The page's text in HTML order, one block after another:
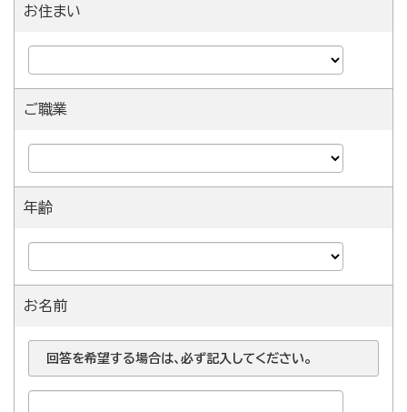
お住まい
ご職業
年齢
お名前
回答を希望する場合は、必ず記入してください。